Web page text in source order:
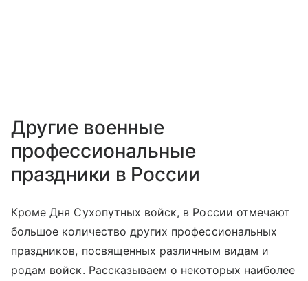
Другие военные
профессиональные
праздники в России
Кроме Дня Сухопутных войск, в России отмечают
большое количество других профессиональных
праздников, посвященных различным видам и
родам войск. Рассказываем о некоторых наиболее